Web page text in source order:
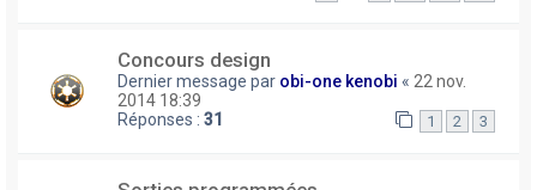
Concours design
Dernier message par obi-one kenobi « 22 nov.
2014 18:39
Réponses : 31 1 2 3